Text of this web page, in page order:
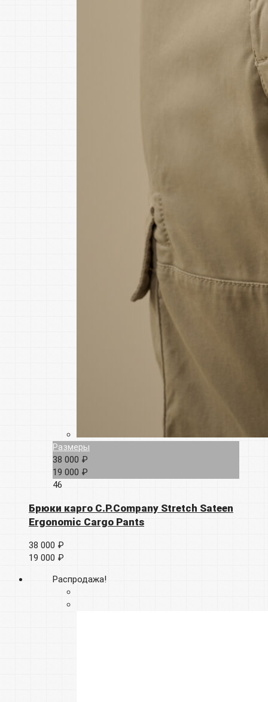
Размеры
38 000 ₽
19 000 ₽
46
Брюки карго C.P.Company Stretch Sateen
Ergonomic Cargo Pants
38 000 ₽
19 000 ₽
Распродажа!